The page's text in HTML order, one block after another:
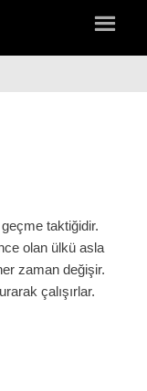
taktiğidir.
olan ülkü asla
zaman değişir.
çalışırlar.